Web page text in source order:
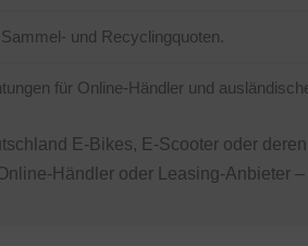
und Recyclingquoten.
für Online-Händler und
E-Bikes, E-Scooter oder
Händler oder Leasing-Anbieter